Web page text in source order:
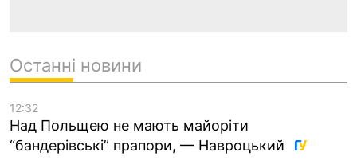
Останні новини
12:32
Над Польщею не мають майоріти
“бандерівські” прапори, — Навроцький